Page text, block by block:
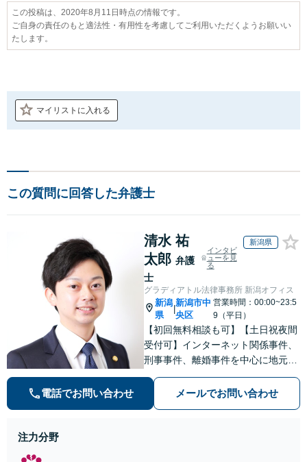
この投稿は、2020年8月11日時点の情報です。
ご自身の責任のもと適法性・有用性を考慮してご利用いただくようお願いい
たします。
マイリストに入れる
この質問に回答した弁護士
清水 祐
太郎 弁護
士
インタビ
ューを見
る
新潟県
グラディアトル法律事務所 新潟オフィス
新潟
県
|
新潟市中
央区
営業時間：00:00~23:5
9（平日）
【初回無料相談も可】【土日祝夜間
受付可】インターネット関係事件、
刑事事件、離婚事件を中心に地元新
潟で弁護士業一筋。若さと誠意と情
熱を胸に、依頼者様と真正面から向
き合います。
電話でお問い合わせ メールでお問い合わせ
注力分野